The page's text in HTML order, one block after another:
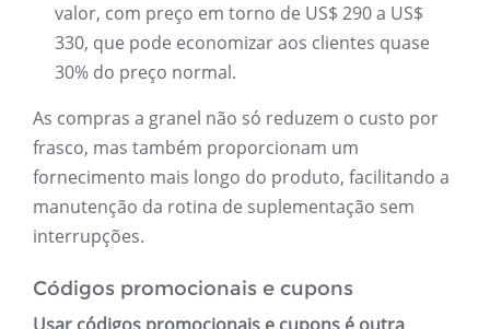
valor, com preço em torno de US$ 290 a US$
330, que pode economizar aos clientes quase
30% do preço normal.
As compras a granel não só reduzem o custo por
frasco, mas também proporcionam um
fornecimento mais longo do produto, facilitando a
manutenção da rotina de suplementação sem
interrupções.
Códigos promocionais e cupons